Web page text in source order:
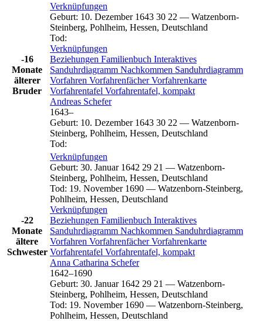
-16
Monate
älterer
Bruder
Verknüpfungen
Geburt: 10. Dezember 1643 30 22 — Watzenborn-
Steinberg, Pohlheim, Hessen, Deutschland
Tod:
Verknüpfungen
Beziehungen Familienbuch Interaktives
Sanduhrdiagramm Nachkommen Sanduhrdiagramm
Vorfahren VorfahrenfächerVorfahrenkarte
Vorfahrentafel Vorfahrentafel, kompakt
Andreas Schefer
1643–
Geburt: 10. Dezember 1643 30 22 — Watzenborn-
Steinberg, Pohlheim, Hessen, Deutschland
Tod:
-22
Monate
ältere
Schwester
Verknüpfungen
Geburt: 30. Januar 1642 29 21 — Watzenborn-
Steinberg, Pohlheim, Hessen, Deutschland
Tod: 19. November 1690 — Watzenborn-Steinberg,
Pohlheim, Hessen, Deutschland
Verknüpfungen
Beziehungen Familienbuch Interaktives
Sanduhrdiagramm Nachkommen Sanduhrdiagramm
Vorfahren VorfahrenfächerVorfahrenkarte
Vorfahrentafel Vorfahrentafel, kompakt
Anna Catharina Schefer
1642–1690
Geburt: 30. Januar 1642 29 21 — Watzenborn-
Steinberg, Pohlheim, Hessen, Deutschland
Tod: 19. November 1690 — Watzenborn-Steinberg,
Pohlheim, Hessen, Deutschland